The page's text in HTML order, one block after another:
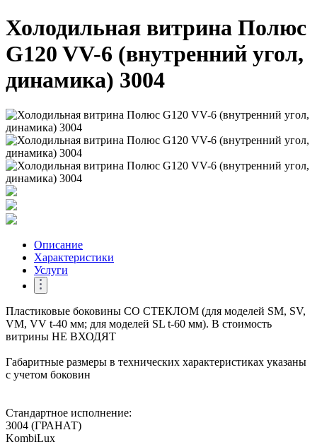
Холодильная витрина Полюс
G120 VV-6 (внутренний угол,
динамика) 3004
Описание
Характеристики
Услуги
Пластиковые боковины СО СТЕКЛОМ (для моделей SM, SV,
VM, VV t-40 мм; для моделей SL t-60 мм). В стоимость
витрины НЕ ВХОДЯТ
Габаритные размеры в технических характеристиках указаны
с учетом боковин
Стандартное исполнение:
3004 (ГРАНАТ)
KombiLux